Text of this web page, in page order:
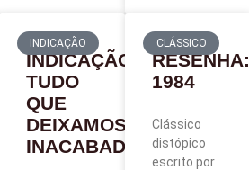
INDICAÇÃO
INDICAÇÃO:
TUDO
QUE
DEIXAMOS
INACABADO
CLÁSSICO
RESENHA:
1984
Clássico
distópico
escrito por